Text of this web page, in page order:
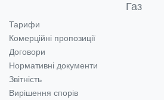
Газ
Тарифи
Комерційні пропозиції
Договори
Нормативні документи
Звітність
Вирішення спорів